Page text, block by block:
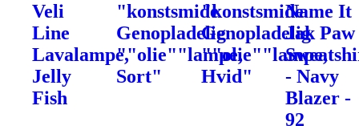
Veli
Line
Lavalampe,
Jelly
Fish
"konstsmide
Genopladelig
""olie""lampe,
Sort"
"konstsmide
Genopladelig
""olie""lampe,
Hvid"
Name It
Jak Paw
- Navy
Blazer -
92